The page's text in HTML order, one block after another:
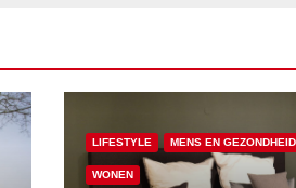
LIFESTYLE MENS EN GEZONDHEID
WONEN